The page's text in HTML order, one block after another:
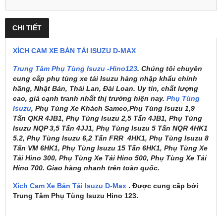
CHI TIẾT
XÍCH CAM XE BÁN TẢI ISUZU D-MAX
Trung Tâm Phụ Tùng Isuzu -Hino123. Chúng tôi chuyên
cung cấp phụ tùng xe tải Isuzu hàng nhập khẩu chính
hãng, Nhật Bản, Thái Lan, Đài Loan. Uy tín, chất lượng
cao, giá cạnh tranh nhất thị trường hiện nay. Phụ Tùng
Isuzu, Phụ Tùng Xe Khách Samco,Phụ Tùng Isuzu 1,9
Tấn QKR 4JB1, Phụ Tùng Isuzu 2,5 Tấn 4JB1, Phụ Tùng
Isuzu NQP 3,5 Tấn 4JJ1, Phụ Tùng Isuzu 5 Tấn NQR 4HK1
5.2, Phụ Tùng Isuzu 6,2 Tấn FRR 4HK1, Phụ Tùng Isuzu 8
Tấn VM 6HK1, Phụ Tùng Isuzu 15 Tấn 6HK1, Phụ Tùng Xe
Tải Hino 300, Phụ Tùng Xe Tải Hino 500, Phụ Tùng Xe Tải
Hino 700. Giao hàng nhanh trên toàn quốc.
Xích Cam Xe Bán Tải Isuzu D-Max . Được cung cấp bởi
Trung Tâm Phụ Tùng Isuzu Hino 123.